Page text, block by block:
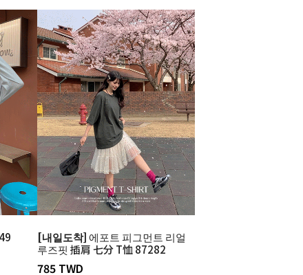
[내일도착]에포트 피그먼트 리얼
루즈핏 插肩 七分 T恤 87282
785 TWD